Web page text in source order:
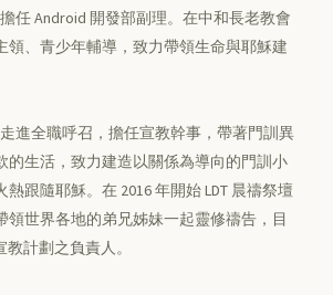
任 Android 開發部副理。在中和長老教會
領、青少年輔導，致力帶領生命與耶穌建
進全職呼召，擔任宣教幹事，帶著門訓異
的生活，致力建造以關係為導向的門訓小
跟隨耶穌。在 2016 年開始 LDT 晨禱祭壇
領世界各地的弟兄姊妹一起靈修禱告，目
教計劃之負責人。